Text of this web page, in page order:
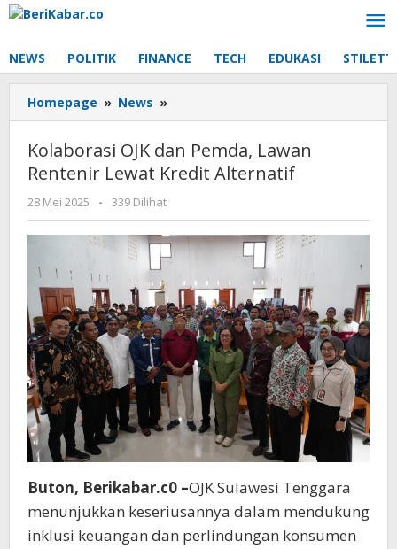
Lewati
NEWS POLITIK FINANCE TECH EDUKASI
Homepage » News »
OJK
Pemda,
Lawan
Kredit
Alternatif
Kolaborasi OJK dan Pemda, Lawan
Rentenir Lewat Kredit Alternatif
28 Mei 2025
oleh
Beri
Kabar
- 339 Dilihat
Buton, Berikabar.c0 –OJK Sulawesi Tenggara
menunjukkan keseriusannya dalam mendukung
inklusi keuangan dan perlindungan konsumen